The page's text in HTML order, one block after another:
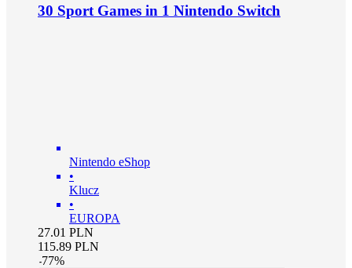
30 Sport Games in 1 Nintendo Switch
Nintendo eShop
•
Klucz
•
EUROPA
27.01 PLN
115.89 PLN
-77%